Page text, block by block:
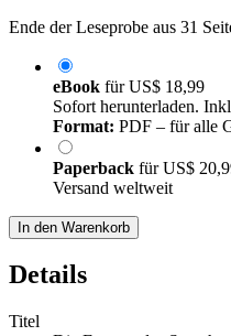
Ende der Leseprobe aus 31
eBook fürUS$ 18,99
Sofort herunterladen.
Format: PDF – für alle
Paperback fürUS$
Versand weltweit
In den Warenkorb
Details
Titel